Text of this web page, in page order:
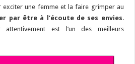
exciter une femme et la faire grimper au
par être à l’écoute de ses envies.
attentivement est l’un des meilleurs